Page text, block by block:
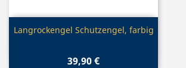
Vorschau
Langrockengel Schutzengel, farbig
39,90 €